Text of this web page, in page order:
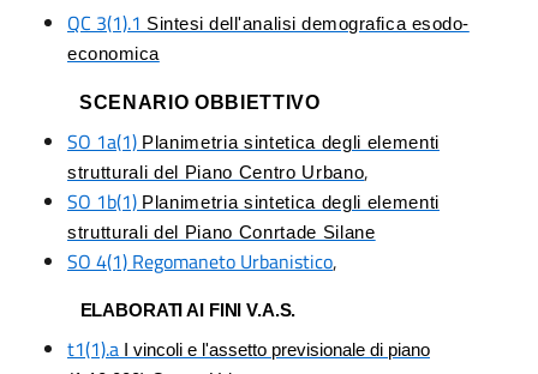
QC 3(1).1 Sintesi dell'analisi demografica esodo-
economica
SCENARIO OBBIETTIVO
SO 1a(1) Planimetria sintetica degli elementi
strutturali del Piano Centro Urbano,
SO 1b(1) Planimetria sintetica degli elementi
strutturali del Piano Conrtade Silane
SO 4(1) Regomaneto Urbanistico,
ELABORATI AI FINI V.A.S.
t1(1).a
I vincoli e l'assetto previsionale di piano